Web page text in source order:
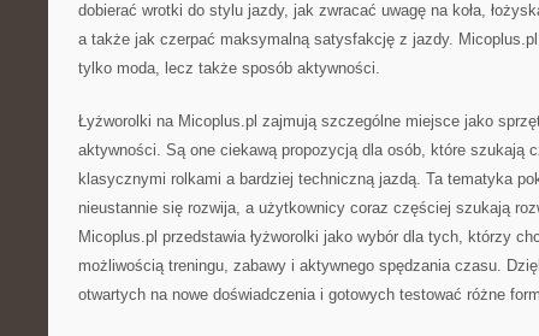
dobierać wrotki do stylu jazdy, jak zwracać uwagę na koła,
a także jak czerpać maksymalną satysfakcję z jazdy.
tylko moda, lecz także sposób aktywności.
Łyżworolki na Micoplus.pl zajmują szczególne miejsce jako
aktywności. Są one ciekawą propozycją dla osób, które szukają
klasycznymi rolkami a bardziej techniczną jazdą. Ta tematyka
nieustannie się rozwija, a użytkownicy coraz częściej szukają
Micoplus.pl przedstawia łyżworolki jako wybór dla tych, którzy
możliwością treningu, zabawy i aktywnego spędzania czasu.
otwartych na nowe doświadczenia i gotowych testować różne